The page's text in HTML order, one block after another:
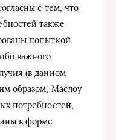
с тем, что
также
попыткой
важного
(в данном
образом, Маслоу
потребностей,
в форме